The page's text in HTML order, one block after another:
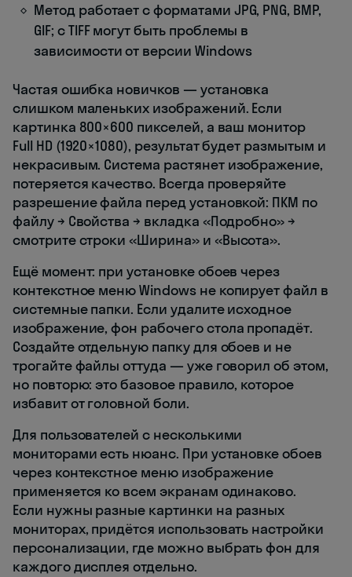
Метод работает с форматами JPG, PNG, BMP,
GIF; с TIFF могут быть проблемы в
зависимости от версии Windows
Частая ошибка новичков — установка
слишком маленьких изображений. Если
картинка 800×600 пикселей, а ваш монитор
Full HD (1920×1080), результат будет размытым и
некрасивым. Система растянет изображение,
потеряется качество. Всегда проверяйте
разрешение файла перед установкой: ПКМ по
файлу → Свойства → вкладка «Подробно» →
смотрите строки «Ширина» и «Высота».
Ещё момент: при установке обоев через
контекстное меню Windows не копирует файл в
системные папки. Если удалите исходное
изображение, фон рабочего стола пропадёт.
Создайте отдельную папку для обоев и не
трогайте файлы оттуда — уже говорил об этом,
но повторю: это базовое правило, которое
избавит от головной боли.
Для пользователей с несколькими
мониторами есть нюанс. При установке обоев
через контекстное меню изображение
применяется ко всем экранам одинаково.
Если нужны разные картинки на разных
мониторах, придётся использовать настройки
персонализации, где можно выбрать фон для
каждого дисплея отдельно.